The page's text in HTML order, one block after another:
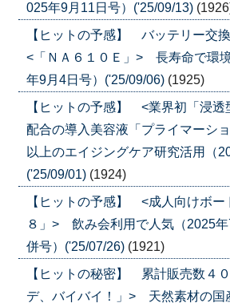
025年9月11日号）('25/09/13)
【ヒットの予感】 バッテリー交
<「ＮＡ６１０Ｅ」> 長寿命で環
年9月4日号）('25/09/06) (1925)
【ヒットの予感】 <業界初「浸透
配合の導入美容液「プライマーシ
以上のエイジングケア研究活用（
('25/09/01) (1924)
【ヒットの予感】 <成人向けボー
８」> 飲み会利用で人気（2025
併号）('25/07/26) (1921)
【ヒットの秘密】 累計販売数４
デ、バイバイ！」> 天然素材の国